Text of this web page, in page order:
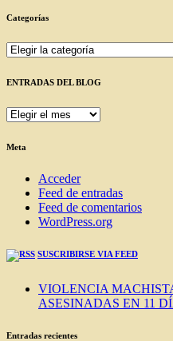
Categorías
Categorías
ENTRADAS DEL BLOG
ENTRADAS
BLOG
Meta
Acceder
Feed de entradas
Feed de comentarios
WordPress.org
SUSCRIBIRSE VIA FEED
VIOLENCIA
ASESINADAS EN 11
Entradas recientes